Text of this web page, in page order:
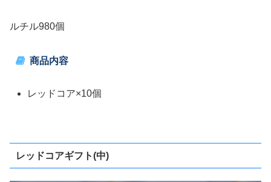
ルチル980個
商品内容
レッドコア×10個
レッドコアギフト(中)